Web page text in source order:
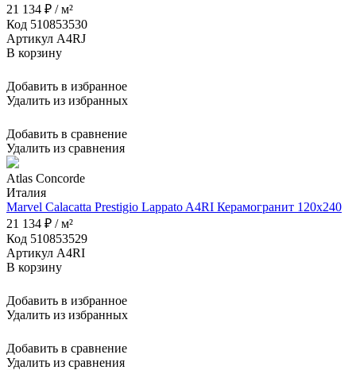
21 134 ₽ / м²
Код 510853530
Артикул A4RJ
В корзину
Добавить в избранное
Удалить из избранных
Добавить в сравнение
Удалить из сравнения
Atlas Concorde
Италия
Marvel Calacatta Prestigio Lappato A4RI Керамогранит 120x240
21 134 ₽ / м²
Код 510853529
Артикул A4RI
В корзину
Добавить в избранное
Удалить из избранных
Добавить в сравнение
Удалить из сравнения